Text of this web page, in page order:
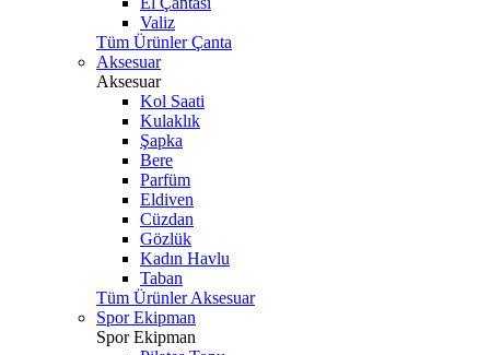
Valiz
Tüm Ürünler Çanta
Aksesuar
Aksesuar
Kol Saati
Kulaklık
Şapka
Bere
Parfüm
Eldiven
Cüzdan
Gözlük
Kadın Havlu
Taban
Tüm Ürünler Aksesuar
Spor Ekipman
Spor Ekipman